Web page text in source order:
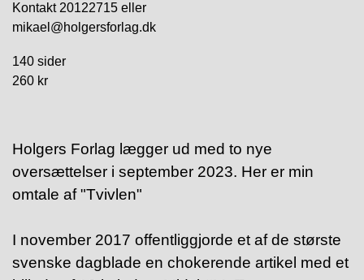
Kontakt 20122715 eller
mikael@holgersforlag.dk
140 sider
260 kr
Holgers Forlag lægger ud med to nye
oversættelser i september 2023. Her er min
omtale af "Tvivlen"
I november 2017 offentliggjorde et af de største
svenske dagblade en chokerende artikel med et